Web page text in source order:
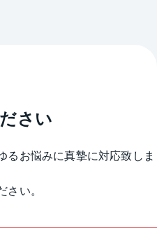
さい
るお悩みに真摯に対応致しま
い。